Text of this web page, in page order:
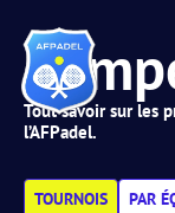
Tout savoir sur les
l’AFPadel.
TOURNOIS PAR